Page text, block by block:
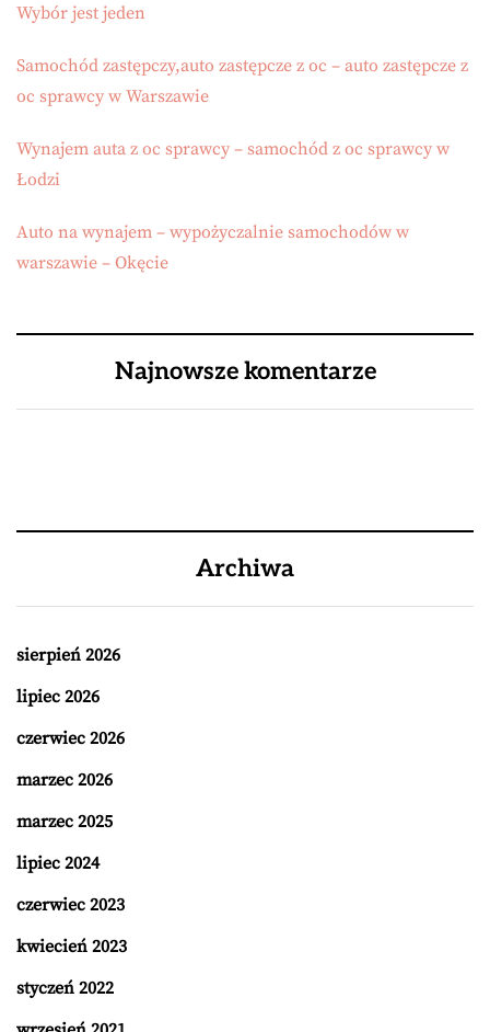
Wybór jest jeden
Samochód zastępczy,auto zastępcze z oc – auto zastępcze z
oc sprawcy w Warszawie
Wynajem auta z oc sprawcy – samochód z oc sprawcy w
Łodzi
Auto na wynajem – wypożyczalnie samochodów w
warszawie – Okęcie
Najnowsze komentarze
Archiwa
sierpień 2026
lipiec 2026
czerwiec 2026
marzec 2026
marzec 2025
lipiec 2024
czerwiec 2023
kwiecień 2023
styczeń 2022